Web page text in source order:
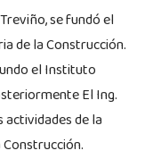
se fundó el
de la Construcción.
el Instituto
El Ing.
actividades de la